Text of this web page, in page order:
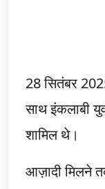
28 सितंबर
साथ इंकलाबी
शामिल थे।
आज़ादी मिलने